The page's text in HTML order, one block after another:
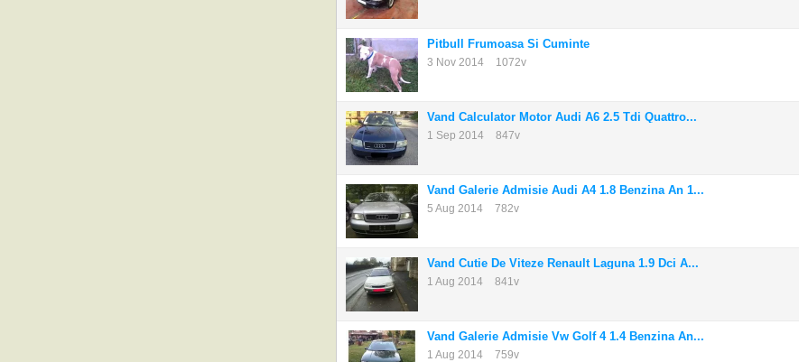
Pitbull Frumoasa Si Cuminte
3 Nov 2014 1072v
Vand Calculator Motor Audi A6 2.5 Tdi Quattro...
1 Sep 2014 847v
Vand Galerie Admisie Audi A4 1.8 Benzina An 1...
5 Aug 2014 782v
Vand Cutie De Viteze Renault Laguna 1.9 Dci A...
1 Aug 2014 841v
Vand Galerie Admisie Vw Golf 4 1.4 Benzina An...
1 Aug 2014 759v